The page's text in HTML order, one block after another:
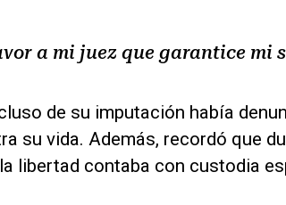
a mi juez que garantice mi
de su imputación había
su vida. Además, recordó que
libertad contaba con custodia